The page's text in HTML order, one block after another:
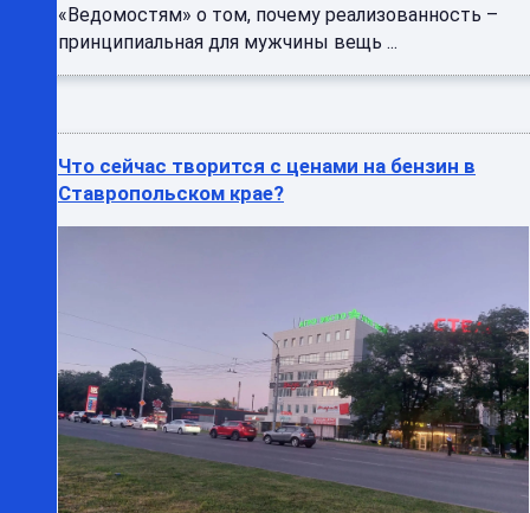
«Ведомостям» о том, почему реализованность –
принципиальная для мужчины вещь ...
Что сейчас творится с ценами на бензин в
Ставропольском крае?